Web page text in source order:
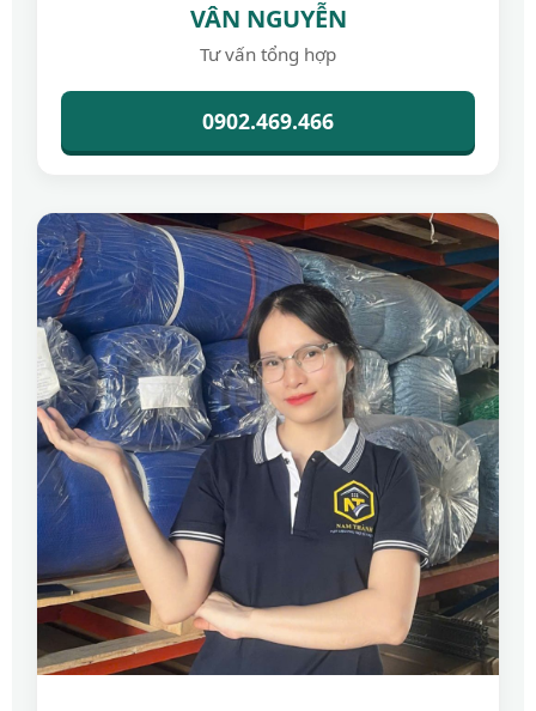
VÂN NGUYỄN
Tư vấn tổng hợp
0902.469.466